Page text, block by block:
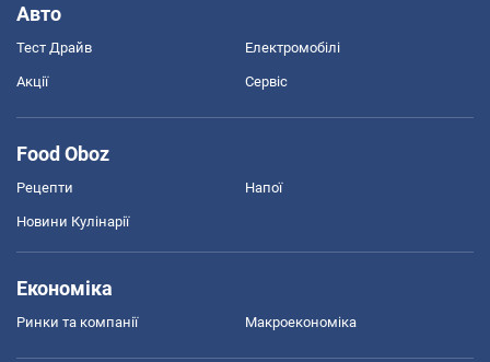
Авто
Тест Драйв Електромобілі
Акції Сервіс
Food Oboz
Рецепти Напої
Новини Кулінарії
Економіка
Ринки та компанії Макроекономіка